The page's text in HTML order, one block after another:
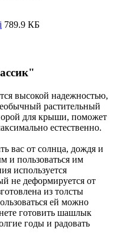
789.9 КБ
высокой надежностью,
растительный
для крыши, поможет
естественно.
вас от солнца, дождя и
и пользоваться им
используется
не деформируется от
из толсты
ей можно
готовить шашлык
годы и радовать